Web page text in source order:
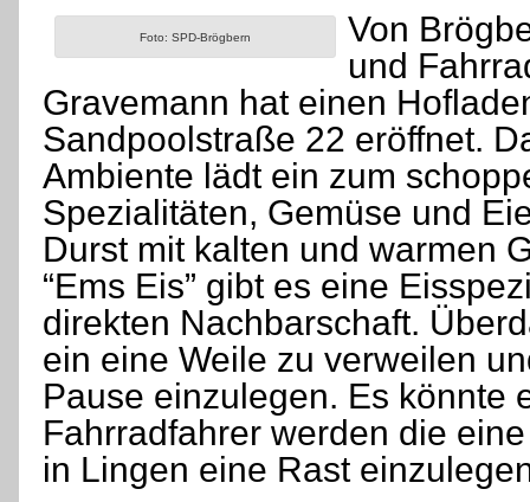
Foto: SPD-Brögbern
Von
und
Gravemann hat einen
Sandpoolstraße 22 eröffnet.
Ambiente lädt ein zum
Spezialitäten, Gemüse und
Durst mit kalten und warmen
“Ems Eis” gibt es eine
direkten Nachbarschaft.
ein eine Weile zu verweilen
Pause einzulegen. Es könnte
Fahrradfahrer werden die
in Lingen eine Rast